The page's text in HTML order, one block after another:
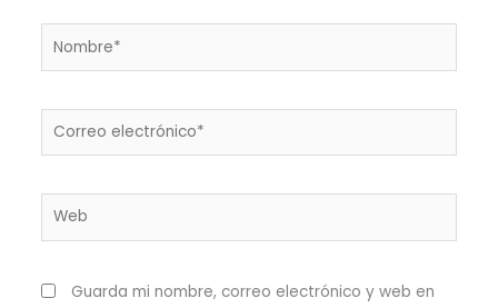
Nombre*
Correo
Web
Guarda mi nombre, correo electrónico y web en